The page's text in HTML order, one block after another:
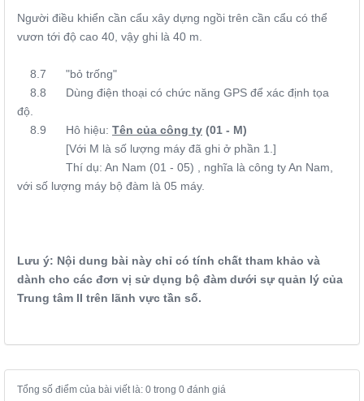
Người điều khiển cần cẩu xây dựng ngồi trên cần cẩu có thể
vươn tới độ cao 40, vậy ghi là 40 m.
8.7 "bỏ trống"
8.8 Dùng điện thoại có chức năng GPS để xác định tọa
độ.
8.9 Hô hiệu: Tên của công ty (01 - M)
[Với M là số lượng máy đã ghi ở phần 1.]
Thí dụ: An Nam (01 - 05) , nghĩa là công ty An Nam,
với số lượng máy bộ đàm là 05 máy.
Lưu ý: Nội dung bài này chỉ có tính chất tham khảo và
dành cho các đơn vị sử dụng bộ đàm dưới sự quản lý của
Trung tâm II trên lãnh vực tần số.
Tổng số điểm của bài viết là: 0 trong 0 đánh giá